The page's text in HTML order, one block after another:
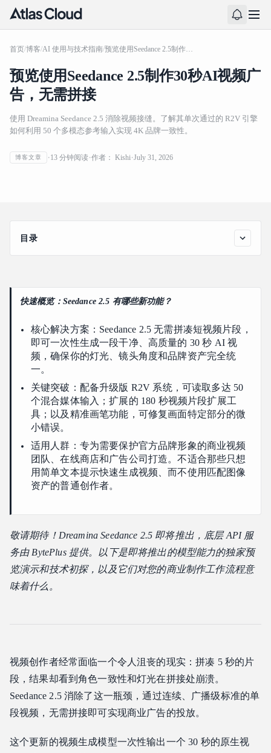
首页/博客/AI 使用与技术指南/ 预览使用Seedance 2.5制作30秒AI视频广告，无需拼接
预览使用Seedance 2.5制作30秒AI视频广
告，无需拼接
使用 Dreamina Seedance 2.5 消除视频接缝。了解其单次通过的 R2V 引擎
如何利用 50 个多模态参考输入实现 4K 品牌一致性。
博客文章 13 分钟阅读 作者： Kishi July 31, 2026
预览使用Seedance 2.5制作30秒AI视频广告，无需拼接
目录
单次生成 30 秒视频无需后期组装的机制
利用 50 个多模态参考输入实现精确的品牌和产品一致性
统一资产以实现最大控制
Seedance 2.5 最适合什么
生成广播级 AI 商业广告的逐步工作流程
4 步制作流程
后期处理与质量验证
高质量视频延续与声音设计的高级技巧
无缝视频延续超过 30 秒
端到端声音设计与音频同步
Seedance 2.5 最适合谁
谁可能不适合
当前可用性及后续步骤
快速概览：Seedance 2.5 有哪些新功能？
核心解决方案：Seedance 2.5 无需拼凑短视频片段，
即可一次性生成一段干净、高质量的 30 秒 AI 视
频，确保你的灯光、镜头角度和品牌资产完全统
一。
关键突破：配备升级版 R2V 系统，可读取多达 50
个混合媒体输入；扩展的 180 秒视频片段扩展工
具；以及精准画笔功能，可修复画面特定部分的微
小错误。
适用人群：专为需要保护官方品牌形象的商业视频
团队、在线商店和广告公司打造。不适合那些只想
用简单文本提示快速生成视频、而不使用匹配图像
资产的普通创作者。
敬请期待！Dreamina Seedance 2.5 即将推出，底层 API 服
务由 BytePlus 提供。以下是即将推出的模型能力的独家预
览演示和技术初探，以及它们对您的商业制作工作流程意
味着什么。
视频创作者经常面临一个令人沮丧的现实：拼凑 5 秒的片
段，结果却看到角色一致性和灯光在拼接处崩溃。
Seedance 2.5 消除了这一瓶颈，通过连续、广播级标准的单
段视频，无需拼接即可实现商业广告的投放。
这个更新的视频生成模型一次性输出一个 30 秒的原生视